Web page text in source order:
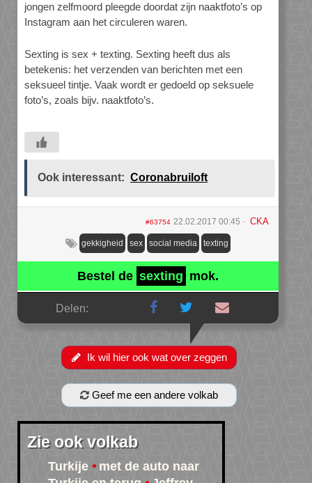
jongen zelfmoord pleegde doordat zijn naaktfoto’s op
Instagram aan het circuleren waren.
Sexting is sex + texting. Sexting heeft dus als
betekenis: het verzenden van berichten met een
seksueel tintje. Vaak wordt er gedoeld op seksuele
foto’s, zoals bijv. naaktfoto’s.
Ook interessant: Coronabruiloft
#63754 22.02.2017 00:45 CKA
gekkigheid sex social media texting
Bestel de sexting mok.
Delen:
Ik wil hier ook wat over zeggen
Geef me een andere volkab
Zie ook volkab
Turkije
met de auto naar